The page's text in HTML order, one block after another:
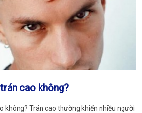
cao không?
không? Trán cao thường khiến nhiều người